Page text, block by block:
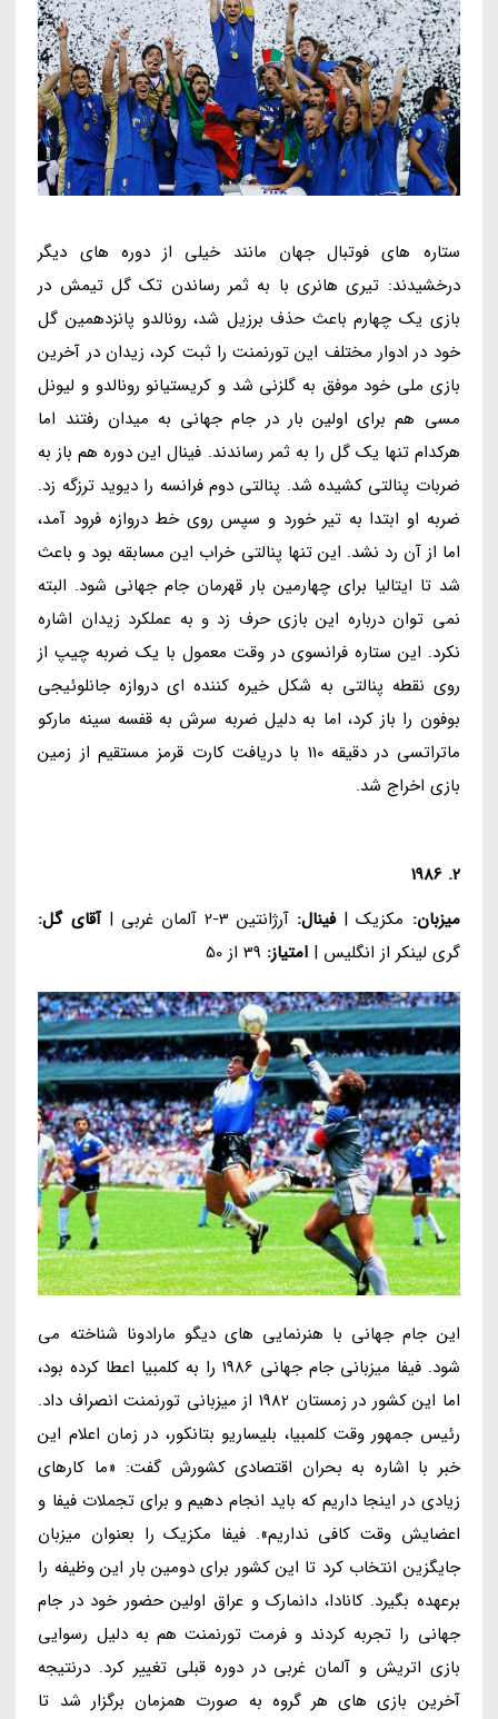
ستاره های فوتبال جهان مانند خیلی از دوره های دیگر
درخشیدند: تیری هانری با به ثمر رساندن تک گل تیمش در
بازی یک چهارم باعث حذف برزیل شد، رونالدو پانزدهمین گل
خود در ادوار مختلف این تورنمنت را ثبت کرد، زیدان در آخرین
بازی ملی خود موفق به گلزنی شد و کریستیانو رونالدو و لیونل
مسی هم برای اولین بار در جام جهانی به میدان رفتند اما
هرکدام تنها یک گل را به ثمر رساندند. فینال این دوره هم باز به
ضربات پنالتی کشیده شد. پنالتی دوم فرانسه را دیوید ترزگه زد.
ضربه او ابتدا به تیر خورد و سپس روی خط دروازه فرود آمد،
اما از آن رد نشد. این تنها پنالتی خراب این مسابقه بود و باعث
شد تا ایتالیا برای چهارمین بار قهرمان جام جهانی شود. البته
نمی توان درباره این بازی حرف زد و به عملکرد زیدان اشاره
نکرد. این ستاره فرانسوی در وقت معمول با یک ضربه چیپ از
روی نقطه پنالتی به شکل خیره کننده ای دروازه جانلوئیجی
بوفون را باز کرد، اما به دلیل ضربه سرش به قفسه سینه مارکو
ماتراتسی در دقیقه 110 با دریافت کارت قرمز مستقیم از زمین
بازی اخراج شد.
2. 1986
میزبان: مکزیک |فینال: آرژانتین 3-2 آلمان غربی |
آقای گل:
گری لینکر از انگلیس |امتیاز:
این جام جهانی با هنرنمایی های دیگو مارادونا شناخته می
شود. فیفا میزبانی جام جهانی 1986 را به کلمبیا اعطا کرده بود،
اما این کشور در زمستان 1982 از میزبانی تورنمنت انصراف داد.
رئیس جمهور وقت کلمبیا، بلیساریو بتانکور، در زمان اعلام این
خبر با اشاره به بحران اقتصادی کشورش گفت: «ما کارهای
زیادی در اینجا داریم که باید انجام دهیم و برای تجملات فیفا و
اعضایش وقت کافی نداریم». فیفا مکزیک را بعنوان میزبان
جایگزین انتخاب کرد تا این کشور برای دومین بار این وظیفه را
برعهده بگیرد. کانادا، دانمارک و عراق اولین حضور خود در جام
جهانی را تجربه کردند و فرمت تورنمنت هم به دلیل رسوایی
بازی اتریش و آلمان غربی در دوره قبلی تغییر کرد. درنتیجه
آخرین بازی های هر گروه به صورت همزمان برگزار شد تا